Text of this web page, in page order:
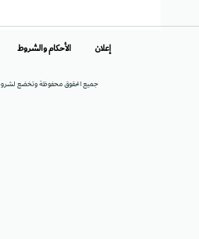
جميع الحقوق محفوظة وتخضع لشروط
إعلان الأحكام والشروط